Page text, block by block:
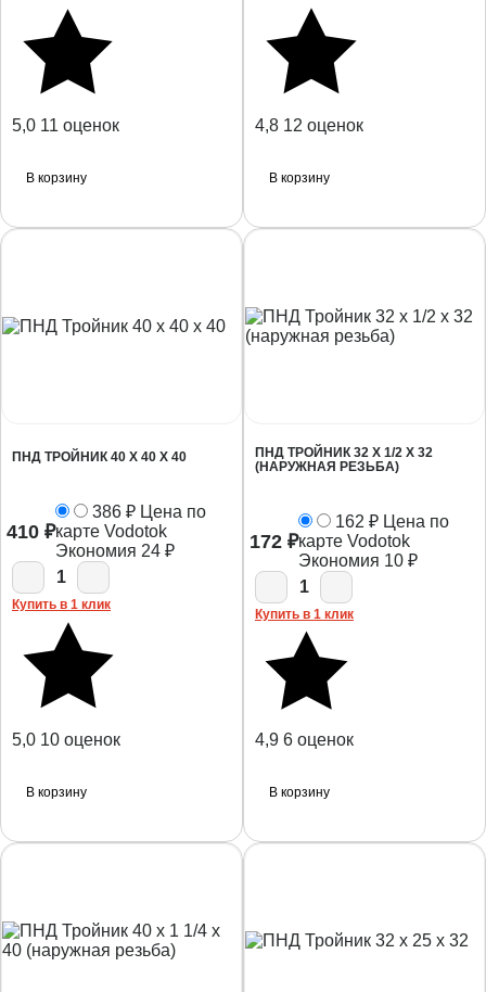
5,0 11 оценок
В корзину
4,8 12 оценок
В корзину
ПНД ТРОЙНИК 40 Х 40 Х 40
410 ₽
386 ₽ Цена по
карте Vodotok
Экономия 24 ₽
1
Купить в 1 клик
5,0 10 оценок
В корзину
ПНД ТРОЙНИК 32 Х 1/2 X 32
(НАРУЖНАЯ РЕЗЬБА)
172 ₽
162 ₽ Цена по
карте Vodotok
Экономия 10 ₽
1
Купить в 1 клик
4,9 6 оценок
В корзину